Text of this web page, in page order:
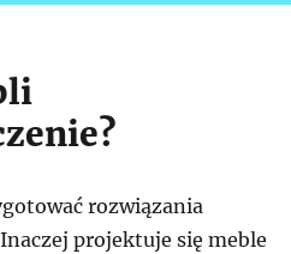
rozwiązania
projektuje się meble